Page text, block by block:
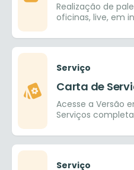
Realização de
oficinas, live, em
fundamental,
Serviço
Carta de
Acesse a Versão
Serviços
Serviço